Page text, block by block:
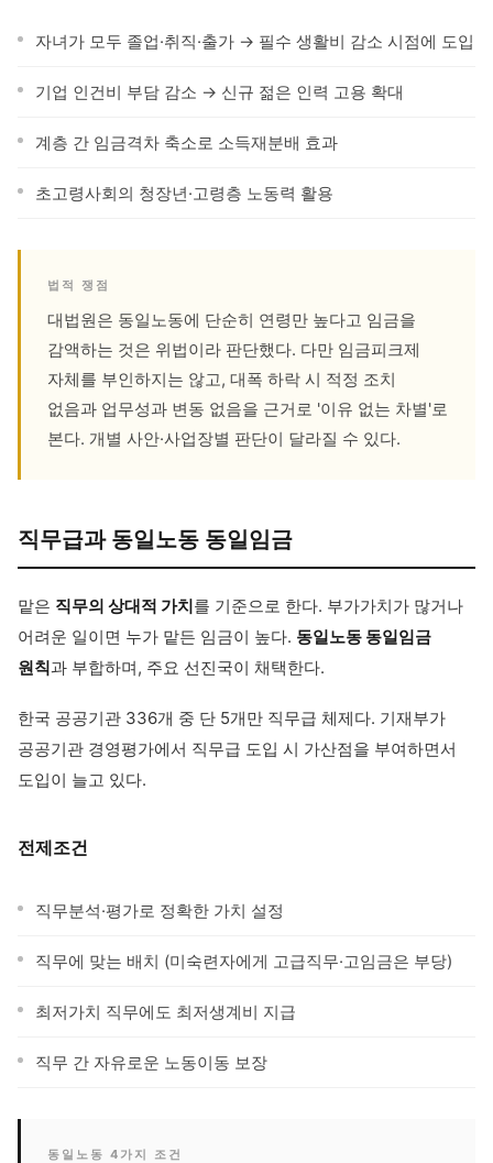
자녀가 모두 졸업·취직·출가 → 필수 생활비 감소 시점에 도입
기업 인건비 부담 감소 → 신규 젊은 인력 고용 확대
계층 간 임금격차 축소로 소득재분배 효과
초고령사회의 청장년·고령층 노동력 활용
법적 쟁점
대법원은 동일노동에 단순히 연령만 높다고 임금을
감액하는 것은 위법이라 판단했다. 다만 임금피크제
자체를 부인하지는 않고, 대폭 하락 시 적정 조치
없음과 업무성과 변동 없음을 근거로 '이유 없는 차별'로
본다. 개별 사안·사업장별 판단이 달라질 수 있다.
직무급과 동일노동 동일임금
맡은 직무의 상대적 가치를 기준으로 한다. 부가가치가 많거나
어려운 일이면 누가 맡든 임금이 높다. 동일노동 동일임금
원칙과 부합하며, 주요 선진국이 채택한다.
한국 공공기관 336개 중 단 5개만 직무급 체제다. 기재부가
공공기관 경영평가에서 직무급 도입 시 가산점을 부여하면서
도입이 늘고 있다.
전제조건
직무분석·평가로 정확한 가치 설정
직무에 맞는 배치 (미숙련자에게 고급직무·고임금은 부당)
최저가치 직무에도 최저생계비 지급
직무 간 자유로운 노동이동 보장
동일노동 4가지 조건